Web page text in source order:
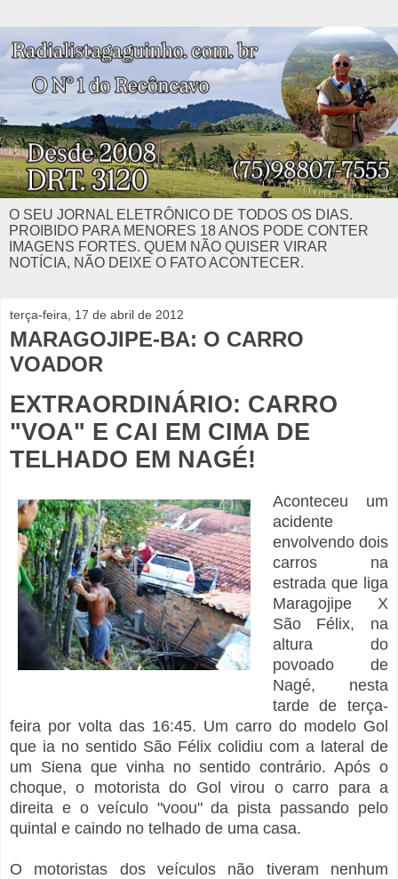
O SEU JORNAL ELETRÔNICO DE TODOS OS DIAS.
PROIBIDO PARA MENORES 18 ANOS PODE CONTER
IMAGENS FORTES. QUEM NÃO QUISER VIRAR
NOTÍCIA, NÃO DEIXE O FATO ACONTECER.
terça-feira, 17 de abril de 2012
MARAGOJIPE-BA: O CARRO
VOADOR
EXTRAORDINÁRIO: CARRO
"VOA" E CAI EM CIMA DE
TELHADO EM NAGÉ!
Aconteceu um
acidente
envolvendo dois
carros na
estrada que liga
Maragojipe X
São Félix, na
altura do
povoado de
Nagé, nesta
tarde de terça-
feira por volta das 16:45. Um carro do modelo Gol
que ia no sentido São Félix colidiu com a lateral de
um Siena que vinha no sentido contrário. Após o
choque, o motorista do Gol virou o carro para a
direita e o veículo "voou" da pista passando pelo
quintal e caindo no telhado de uma casa.
O motoristas dos veículos não tiveram nenhum